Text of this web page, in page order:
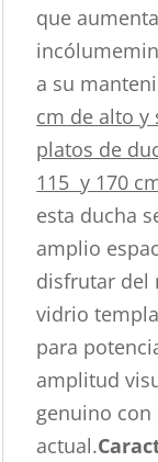
que
a su
cm de alto y
platos de
115 y 170
esta ducha
amplio
disfrutar del
vidrio
para
amplitud
genuino
actual.